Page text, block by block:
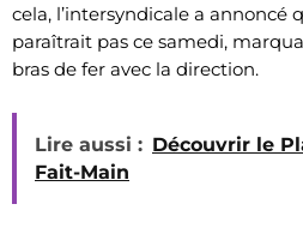
cela, l’intersyndicale a annoncé
paraîtrait pas ce samedi,
bras de fer avec la direction.
Lire aussi : Découvrir le
Fait-Main